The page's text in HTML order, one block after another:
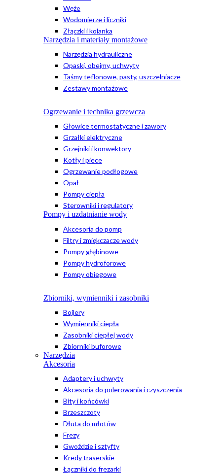
Węże
Wodomierze i liczniki
Złączki i kolanka
Narzędzia i materiały montażowe
Narzędzia hydrauliczne
Opaski, obejmy, uchwyty
Taśmy teflonowe, pasty, uszczelniacze
Zestawy montażowe
Ogrzewanie i technika grzewcza
Głowice termostatyczne i zawory
Grzałki elektryczne
Grzejniki i konwektory
Kotły i piece
Ogrzewanie podłogowe
Opał
Pompy ciepła
Sterowniki i regulatory
Pompy i uzdatnianie wody
Akcesoria do pomp
Filtry i zmiękczacze wody
Pompy głębinowe
Pompy hydroforowe
Pompy obiegowe
Zbiorniki, wymienniki i zasobniki
Bojlery
Wymienniki ciepła
Zasobniki ciepłej wody
Zbiorniki buforowe
Narzędzia
Akcesoria
Adaptery i uchwyty
Akcesoria do polerowania i czyszczenia
Bity i końcówki
Brzeszczoty
Dłuta do młotów
Frezy
Gwoździe i sztyfty
Kredy traserskie
Łączniki do frezarki